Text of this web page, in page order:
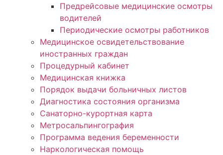
Предрейсовые медицинские осмотры
водителей
Периодические осмотры работников
Медицинское освидетельствование
иностранных граждан
Процедурный кабинет
Медицинская книжка
Порядок выдачи больничных листов
Диагностика состояния организма
Санаторно-курортная карта
Метросальпингография
Программа ведения беременности
Наркологическая помощь